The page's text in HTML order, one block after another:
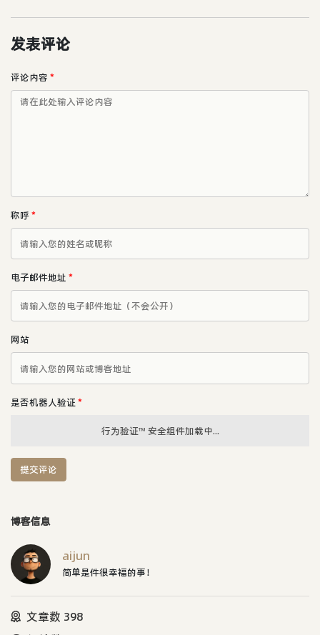
发表评论
评论内容 *
称呼*
电子邮件地址 *
网站
是否机器人验证 *
行为验证™ 安全组件加载中...
提交评论
博客信息
aijun
简单是件很幸福的事！
文章数 398